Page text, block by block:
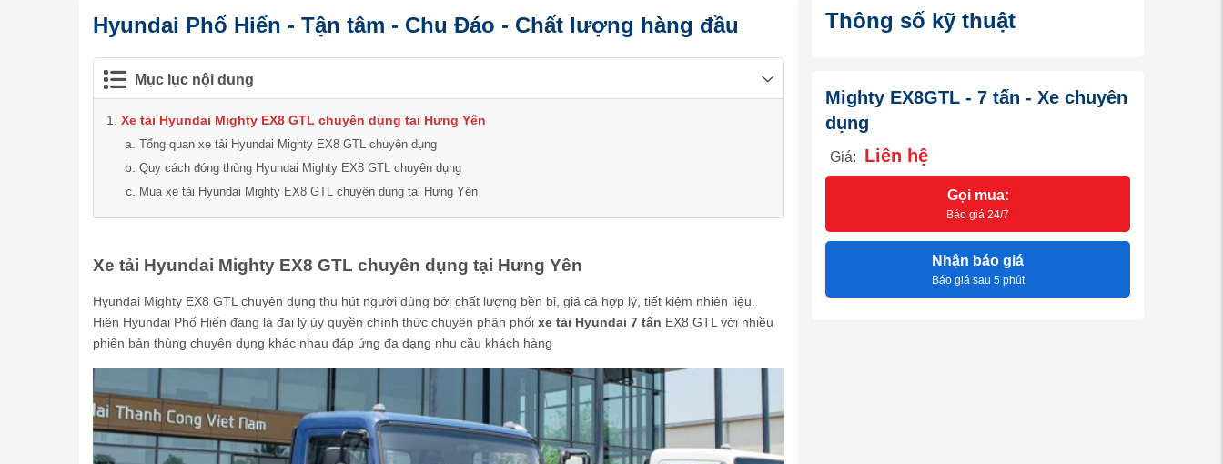
Hyundai Phố Hiến - Tận tâm - Chu Đáo - Chất lượng hàng đầu
Mục lục nội dung
Xe tải Hyundai Mighty EX8 GTL chuyên dụng tại Hưng Yên
Tổng quan xe tải Hyundai Mighty EX8 GTL chuyên dụng
Quy cách đóng thùng Hyundai Mighty EX8 GTL chuyên dụng
Mua xe tải Hyundai Mighty EX8 GTL chuyên dụng tại Hưng Yên
Xe tải Hyundai Mighty EX8 GTL chuyên dụng tại Hưng Yên
Hyundai Mighty EX8 GTL chuyên dụng thu hút người dùng bởi chất lượng bền bỉ, giá cả hợp lý, tiết kiệm nhiên liệu.
Hiện Hyundai Phố Hiến đang là đại lý ủy quyền chính thức chuyên phân phối xe tải Hyundai 7 tấn EX8 GTL với nhiều
phiên bản thùng chuyên dụng khác nhau đáp ứng đa dạng nhu cầu khách hàng
Thông số kỹ thuật
Mighty EX8GTL - 7 tấn - Xe chuyên
dụng
Giá: Liên hệ
Gọi mua:
Báo giá 24/7
Nhận báo giá
Báo giá sau 5 phút